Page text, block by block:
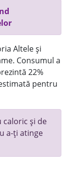
Altele și
Consumul a
22%
pentru
caloric și de
a-ți atinge